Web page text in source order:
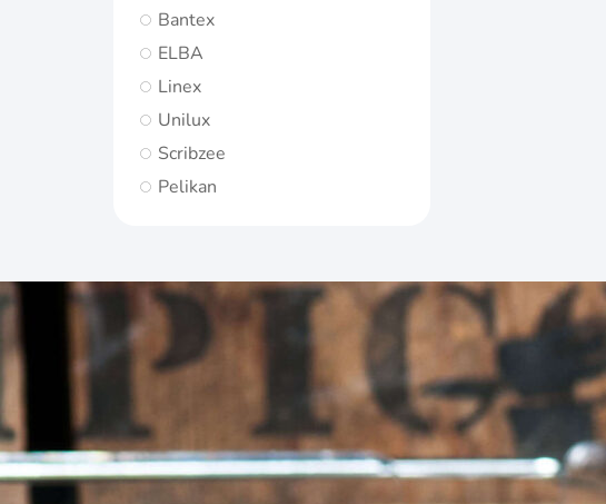
Bantex
ELBA
Linex
Unilux
Scribzee
Pelikan